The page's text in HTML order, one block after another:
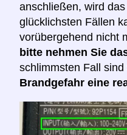
anschließen, wird
glücklichsten Fällen
vorübergehend nicht
bitte nehmen Sie
schlimmsten Fall sind
Brandgefahr eine